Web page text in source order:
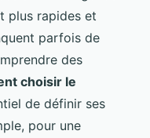
plus rapides et
parfois de
des
choisir le
de définir ses
pour une